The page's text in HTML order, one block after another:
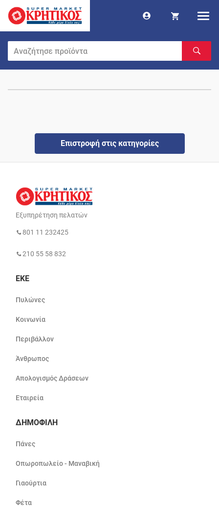
Επιστροφή στις κατηγορίες
Εξυπηρέτηση πελατών
801 11 232425
210 55 58 832
ΕΚΕ
Πυλώνες
Κοινωνία
Περιβάλλον
Άνθρωπος
Απολογισμός Δράσεων
Εταιρεία
ΔΗΜΟΦΙΛΗ
Πάνες
Οπωροπωλείο - Μαναβική
Γιαούρτια
Φέτα